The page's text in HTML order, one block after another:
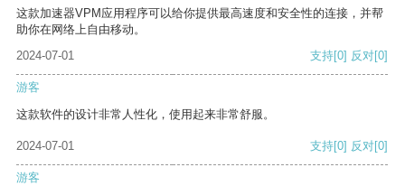
这款加速器VPM应用程序可以给你提供最高速度和安全性的连接，并帮
助你在网络上自由移动。
2024-07-01
支持[0] 反对[0]
游客
这款软件的设计非常人性化，使用起来非常舒服。
2024-07-01 支持[0] 反对[0]
游客